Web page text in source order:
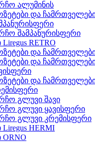
ალუმინის
და
შამპანურისფერი
Liregus RETRO
და
და
და
გლუვი შავი
გლუვი ყავისფერი
გლუვი კრემისფერი
Liregus HERMI
ORNO